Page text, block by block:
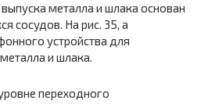
металла и шлака основан
сосудов. На рис. 35, а
устройства для
и шлака.
переходного